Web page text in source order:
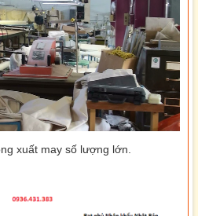
xuất may số lượng lớn.